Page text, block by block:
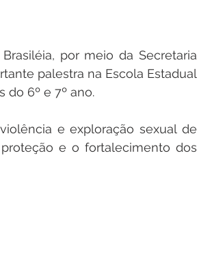
por meio da Secretaria
palestra na Escola Estadual
do 6º e 7º ano.
e exploração sexual de
e o fortalecimento dos